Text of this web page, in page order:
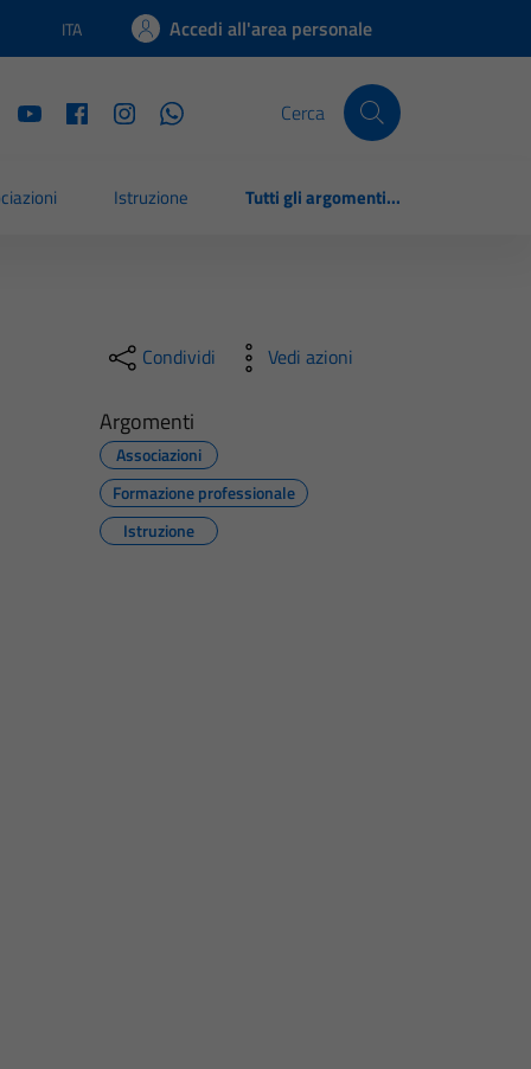
Lingua attiva:
ITA Accedi all'area personale
Cerca
Istruzione Tutti gli argomenti...
Condividi Vedi azioni
Argomenti
Associazioni
Formazione professionale
Istruzione